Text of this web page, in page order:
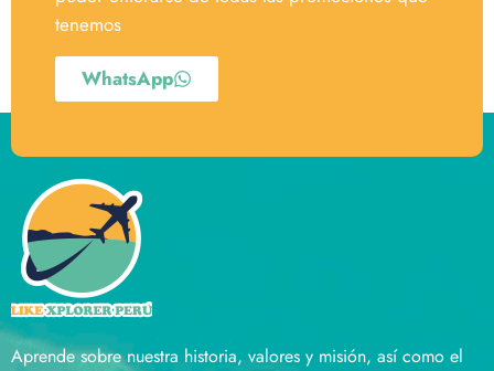
tenemos
WhatsApp
Aprende sobre nuestra historia, valores y misión, así como el